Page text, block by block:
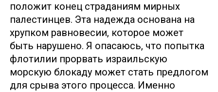
положит конец страданиям мирных
палестинцев. Эта надежда основана на
хрупком равновесии, которое может
быть нарушено. Я опасаюсь, что попытка
флотилии прорвать израильскую
морскую блокаду может стать предлогом
для срыва этого процесса. Именно